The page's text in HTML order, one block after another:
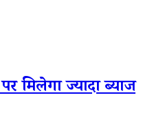
ज्यादा ब्याज